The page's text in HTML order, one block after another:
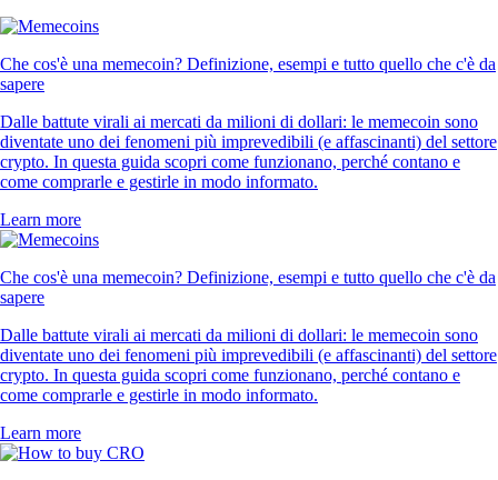
Che cos'è una memecoin? Definizione, esempi e tutto quello che c'è da
sapere
Dalle battute virali ai mercati da milioni di dollari: le memecoin sono
diventate uno dei fenomeni più imprevedibili (e affascinanti) del settore
crypto. In questa guida scopri come funzionano, perché contano e
come comprarle e gestirle in modo informato.
Learn more
Che cos'è una memecoin? Definizione, esempi e tutto quello che c'è da
sapere
Dalle battute virali ai mercati da milioni di dollari: le memecoin sono
diventate uno dei fenomeni più imprevedibili (e affascinanti) del settore
crypto. In questa guida scopri come funzionano, perché contano e
come comprarle e gestirle in modo informato.
Learn more